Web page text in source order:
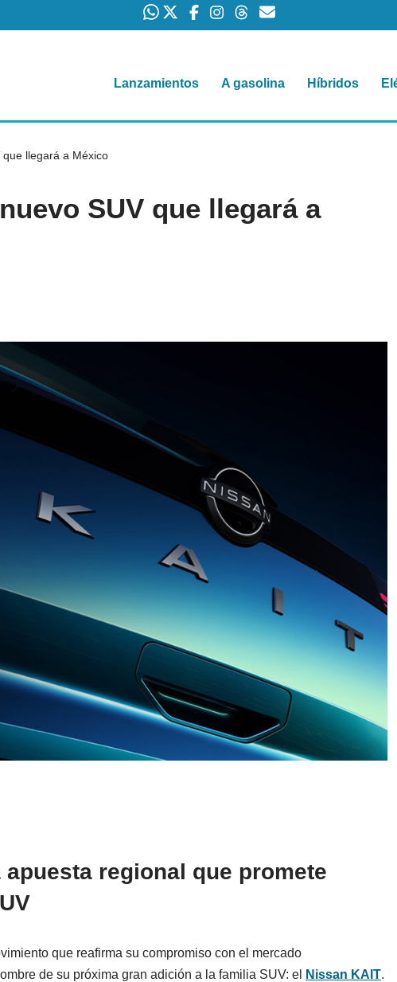
Lanzamientos A gasolina Híbridos
que llegará a México
SUV que llegará a
regional que promete
que reafirma su compromiso con el mercado
de su próxima gran adición a la familia SUV: el
Nissan KAIT.